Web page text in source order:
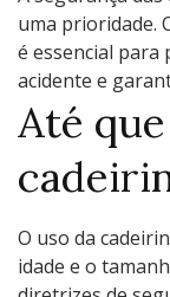
uma prioridade.
é essencial para
acidente e
Até
O uso da
idade e o